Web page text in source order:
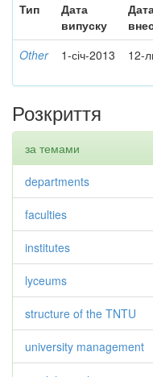
Тип
Дата
випуску
Other 1-січ-2013 12-
Розкриття
за темами
departments
faculties
institutes
lyceums
structure of the TNTU
university management